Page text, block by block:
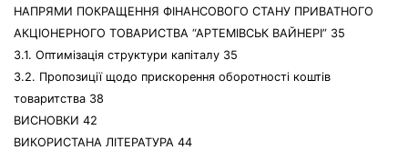
НАПРЯМИ ПОКРАЩЕННЯ ФІНАНСОВОГО СТАНУ ПРИВАТНОГО
АКЦІОНЕРНОГО ТОВАРИСТВА “АРТЕМІВСЬК ВАЙНЕРІ” 35
3.1. Оптимізація структури капіталу 35
3.2. Пропозиції щодо прискорення оборотності коштів
товаритства 38
ВИСНОВКИ 42
ВИКОРИСТАНА ЛІТЕРАТУРА 44